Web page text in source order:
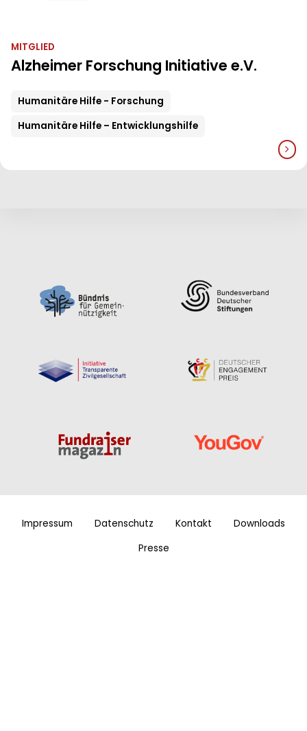
MITGLIED
Alzheimer Forschung Initiative e.V.
Humanitäre Hilfe - Forschung
Humanitäre Hilfe – Entwicklungshilfe
Impressum Datenschutz Kontakt
Downloads
Presse